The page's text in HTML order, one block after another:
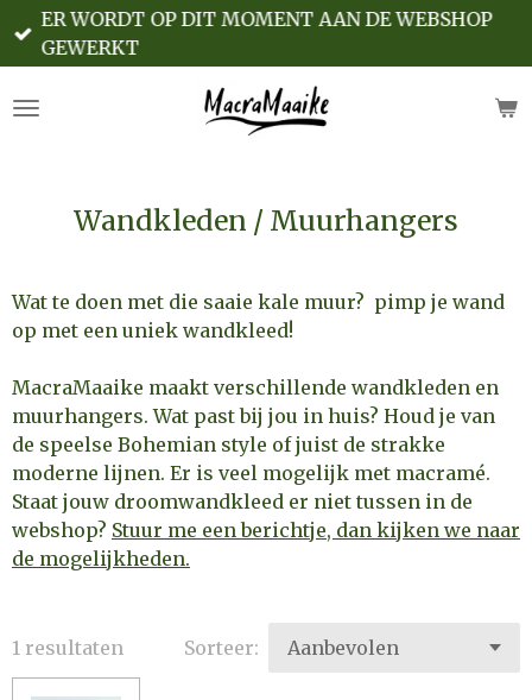
Ga
direct
de
ER WORDT OP DIT MOMENT AAN DE WEBSHOP
GEWERKT
Wandkleden / Muurhangers
Wat te doen met die saaie kale muur? pimp je wand
op met een uniek wandkleed!
MacraMaaike maakt verschillende wandkleden en
muurhangers. Wat past bij jou in huis? Houd je van
de speelse Bohemian style of juist de strakke
moderne lijnen. Er is veel mogelijk met macramé.
Staat jouw droomwandkleed er niet tussen in de
webshop? Stuur me een berichtje, dan kijken we naar
de mogelijkheden.
1 resultaten Sorteer: